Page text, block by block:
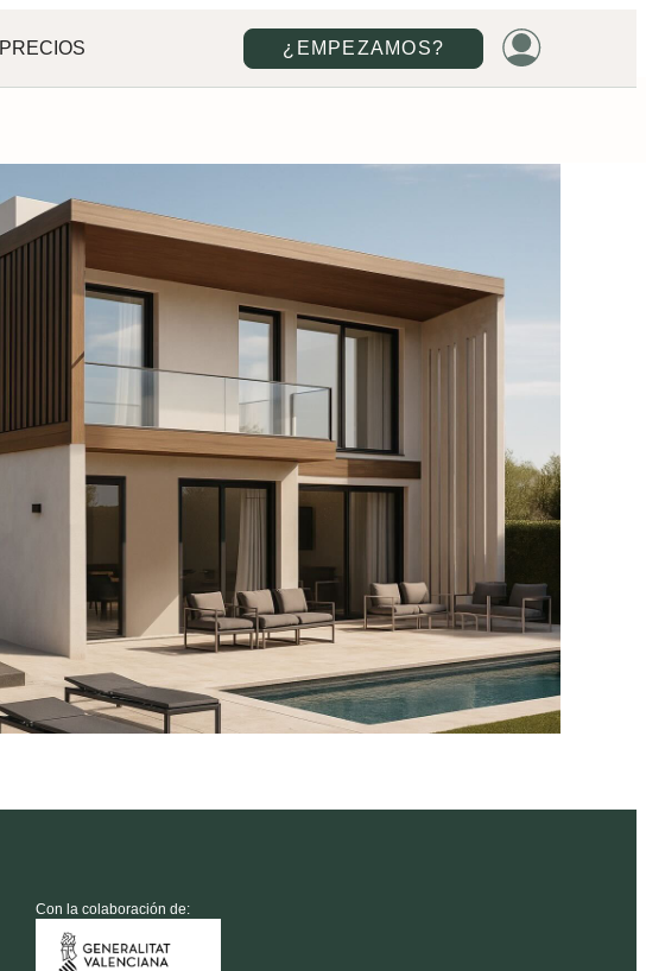
PRECIOS ¿EMPEZAMOS?
Con la colaboración de: